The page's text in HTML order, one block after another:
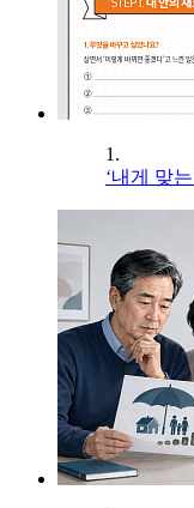
1.
‘내게 맞